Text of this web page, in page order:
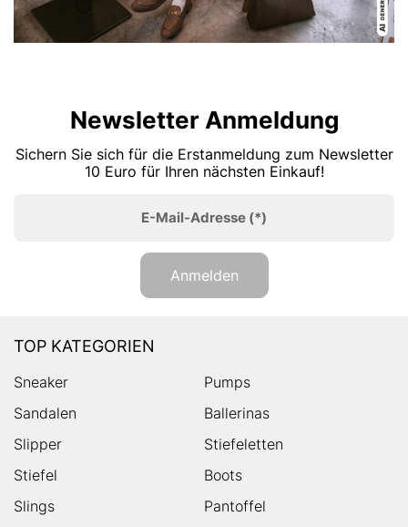
Newsletter Anmeldung
Sichern Sie sich für die Erstanmeldung zum Newsletter
10 Euro für Ihren nächsten Einkauf!
E-Mail-Adresse (*)
Anmelden
TOP KATEGORIEN
Sneaker
Pumps
Sandalen
Ballerinas
Slipper
Stiefeletten
Stiefel
Boots
Slings
Pantoffel